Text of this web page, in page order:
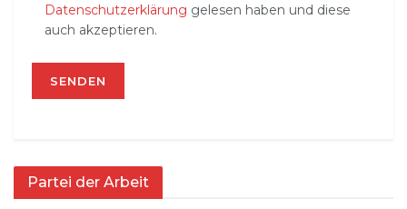
Datenschutzerklärung gelesen haben und diese
auch akzeptieren.
Partei der Arbeit